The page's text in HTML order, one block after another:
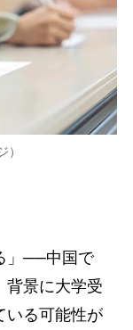
）
」──中国で
背景に大学受
いる可能性が